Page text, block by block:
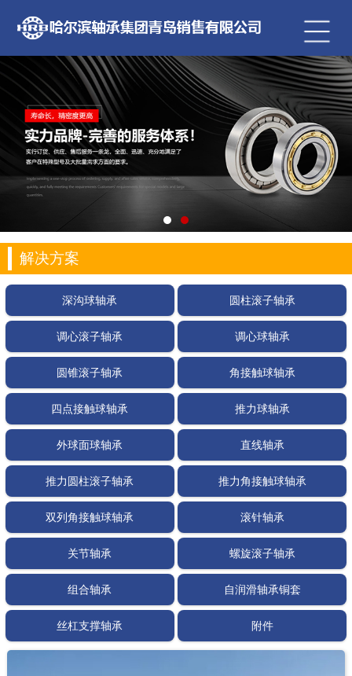
解决方案
深沟球轴承 圆柱滚子轴承
调心滚子轴承 调心球轴承
圆锥滚子轴承 角接触球轴承
四点接触球轴承 推力球轴承
外球面球轴承 直线轴承
推力圆柱滚子轴承 推力角接触球轴承
双列角接触球轴承 滚针轴承
关节轴承 螺旋滚子轴承
组合轴承 自润滑轴承铜套
丝杠支撑轴承 附件